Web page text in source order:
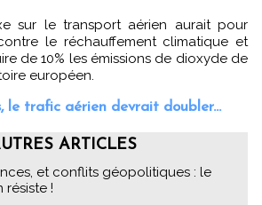
sur le transport aérien aurait pour
le réchauffement climatique et
de 10% les émissions de dioxyde de
européen.
le trafic aérien devrait doubler...
ARTICLES
et conflits géopolitiques : le
résiste !